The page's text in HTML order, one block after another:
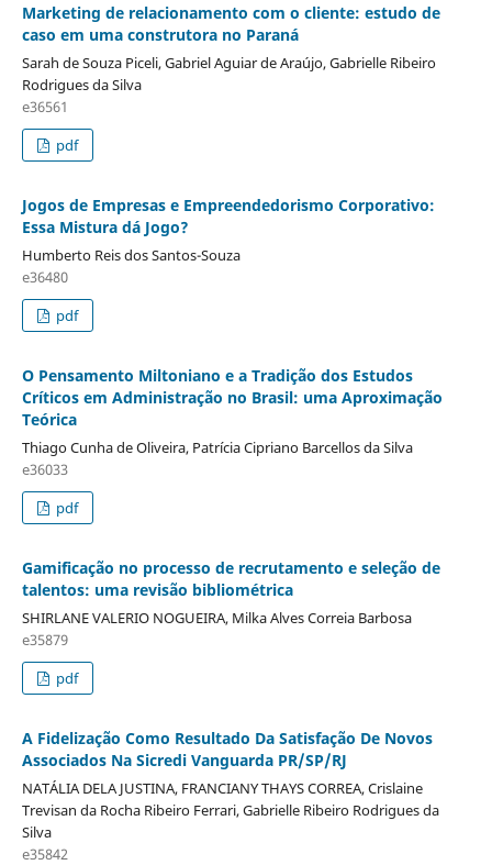
Marketing de relacionamento com o cliente: estudo de
caso em uma construtora no Paraná
Sarah de Souza Piceli, Gabriel Aguiar de Araújo, Gabrielle Ribeiro
Rodrigues da Silva
e36561
pdf
Jogos de Empresas e Empreendedorismo Corporativo:
Essa Mistura dá Jogo?
Humberto Reis dos Santos-Souza
e36480
pdf
O Pensamento Miltoniano e a Tradição dos Estudos
Críticos em Administração no Brasil: uma Aproximação
Teórica
Thiago Cunha de Oliveira, Patrícia Cipriano Barcellos da Silva
e36033
pdf
Gamificação no processo de recrutamento e seleção de
talentos: uma revisão bibliométrica
SHIRLANE VALERIO NOGUEIRA, Milka Alves Correia Barbosa
e35879
pdf
A Fidelização Como Resultado Da Satisfação De Novos
Associados Na Sicredi Vanguarda PR/SP/RJ
NATÁLIA DELA JUSTINA, FRANCIANY THAYS CORREA, Crislaine
Trevisan da Rocha Ribeiro Ferrari, Gabrielle Ribeiro Rodrigues da
Silva
e35842